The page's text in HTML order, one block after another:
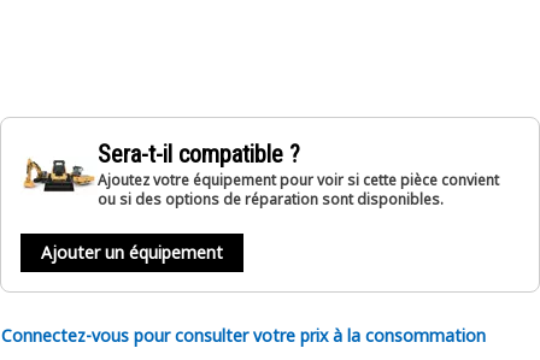
Sera-t-il compatible ?
Ajoutez votre équipement pour voir si cette pièce convient
ou si des options de réparation sont disponibles.
Ajouter un équipement
Connectez-vous pour consulter votre prix à la consommation